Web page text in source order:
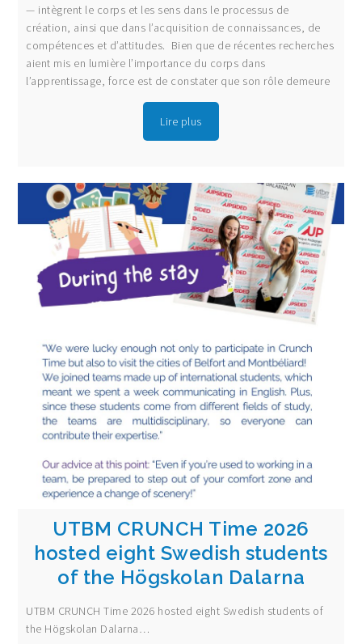
— intègrent le corps et les sens dans le processus de
création, ainsi que dans l’acquisition de connaissances, de
compétences et d’attitudes. Bien que de récentes recherches
aient mis en lumière l’importance du corps dans
l’apprentissage, force est de constater que son rôle demeure
Lire plus
UTBM CRUNCH Time 2026
hosted eight Swedish students
of the Högskolan Dalarna
UTBM CRUNCH Time 2026 hosted eight Swedish students of
the Högskolan Dalarna…